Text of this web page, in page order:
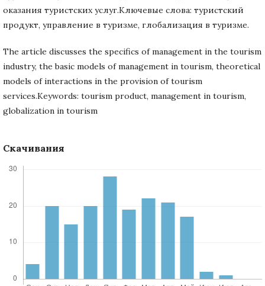
оказания туристских услуг.Ключевые слова: туристский
продукт, управление в туризме, глобализация в туризме.
The article discusses the specifics of management in the tourism
industry, the basic models of management in tourism, theoretical
models of interactions in the provision of tourism
services.Keywords: tourism product, management in tourism,
globalization in tourism
Скачивания